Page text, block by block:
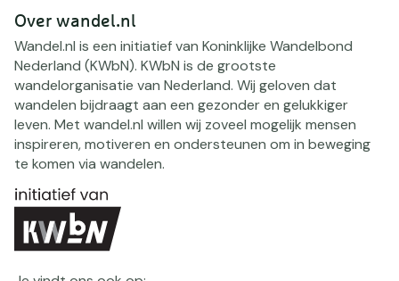
Over wandel.nl
Wandel.nl is een initiatief van Koninklijke Wandelbond
Nederland (KWbN). KWbN is de grootste
wandelorganisatie van Nederland. Wij geloven dat
wandelen bijdraagt aan een gezonder en gelukkiger
leven. Met wandel.nl willen wij zoveel mogelijk mensen
inspireren, motiveren en ondersteunen om in beweging
te komen via wandelen.